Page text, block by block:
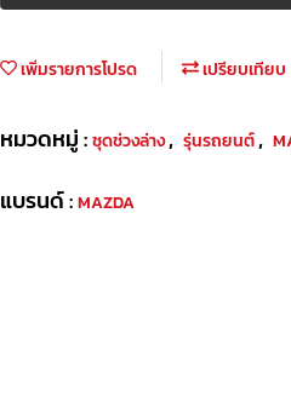
เพิ่มรายการโปรด เปรียบเทียบ
หมวดหมู่ :ชุดช่วงล่าง, รุ่นรถยนต์,
แบรนด์ :MAZDA